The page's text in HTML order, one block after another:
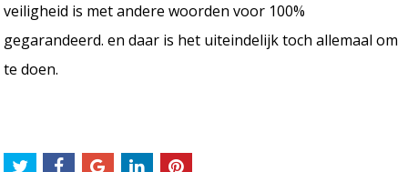
veiligheid is met andere woorden voor 100%
gegarandeerd. en daar is het uiteindelijk toch allemaal om
te doen.